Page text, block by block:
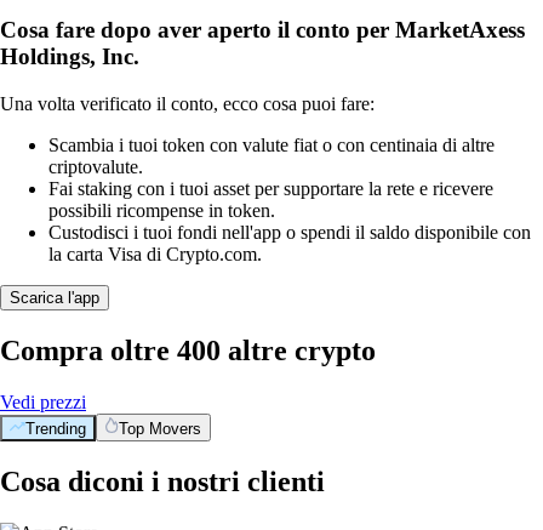
Cosa fare dopo aver aperto il conto per MarketAxess
Holdings, Inc.
Una volta verificato il conto, ecco cosa puoi fare:
Scambia i tuoi token con valute fiat o con centinaia di altre
criptovalute.
Fai staking con i tuoi asset per supportare la rete e ricevere
possibili ricompense in token.
Custodisci i tuoi fondi nell'app o spendi il saldo disponibile con
la carta Visa di Crypto.com.
Scarica l'app
Compra oltre 400 altre crypto
Vedi prezzi
Trending Top Movers
Cosa diconi i nostri clienti